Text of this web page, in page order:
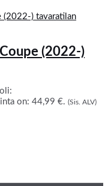
(2022-)
on: 44,99 €. (Sis. ALV)